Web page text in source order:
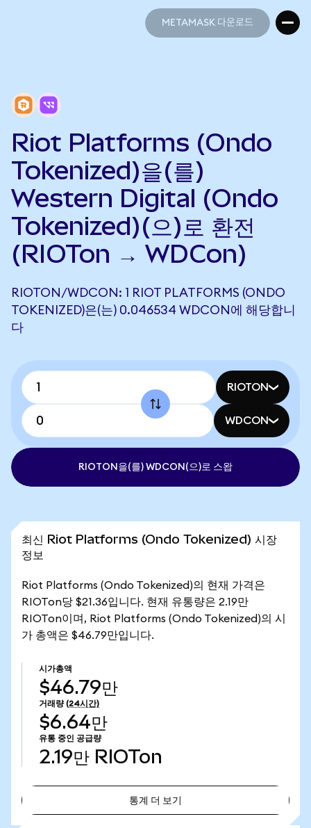
METAMASK 다운로드
Riot Platforms (Ondo
Tokenized)을(를)
Western Digital (Ondo
Tokenized)(으)로 환전
(RIOTon → WDCon)
RIOTON/WDCON: 1 RIOT PLATFORMS (ONDO
TOKENIZED)은(는) 0.046534 WDCON에 해당합니
다
RIOTON
WDCON
RIOTON을(를) WDCON(으)로 스왑
최신 Riot Platforms (Ondo Tokenized) 시장
정보
Riot Platforms (Ondo Tokenized)의 현재 가격은
RIOTon당 $21.36입니다. 현재 유통량은 2.19만
RIOTon이며, Riot Platforms (Ondo Tokenized)의 시
가 총액은 $46.79만입니다.
시가총액
$46.79만
거래량 (24시간)
$6.64만
유통 중인 공급량
2.19만 RIOTon
통계 더 보기